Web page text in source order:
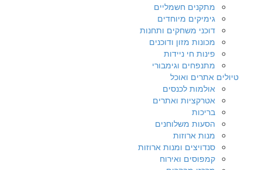
מתקנים חשמליים
גימיקים מיוחדים
דוכני משחקים ותחנות
מכונות מזון ודוכנים
פינות חי ניידות
מתנפחים וגימבורי
טיולים אתרים ואוכל
אולמות לכנסים
אטרקציות ואתרים
בריכות
הסעות משלוחנים
מנות ארוזות
סנדויצים ומנות ארוזות
קמפוסים ואירוח